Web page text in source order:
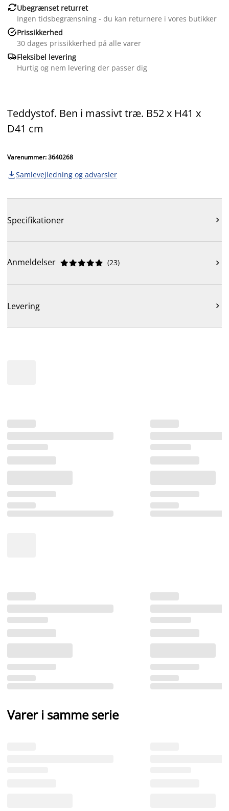
Ubegrænset returret
Ingen tidsbegrænsning - du kan returnere i vores butikker
Prissikkerhed
30 dages prissikkerhed på alle varer
Fleksibel levering
Hurtig og nem levering der passer dig
Teddystof. Ben i massivt træ. B52 x H41 x
D41 cm
Varenummer: 3640268
 Samlevejledning og advarsler
Specifikationer 
Anmeldelser 




 (23) 
Levering 
Varer i samme serie